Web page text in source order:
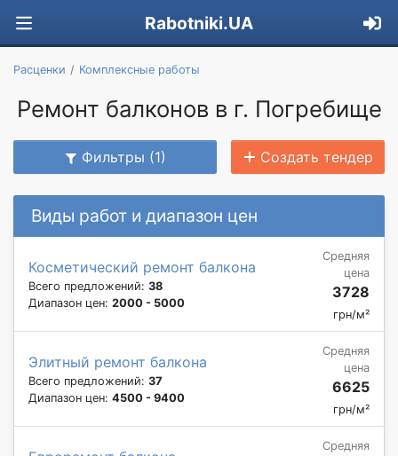
Rabotniki.UA
Расценки Комплексные работы
Ремонт балконов в г. Погребище
Фильтры (1) Создать тендер
Виды работ и диапазон цен
Косметический ремонт балкона
Всего предложений: 38
Диапазон цен: 2000 - 5000
Средняя
цена
3728
грн/м²
Элитный ремонт балкона
Всего предложений: 37
Диапазон цен: 4500 - 9400
Средняя
цена
6625
грн/м²
Средняя